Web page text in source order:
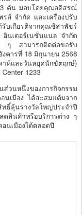
3 คัน มอบโดยคุณอดิสรณ์
ส์ จำกัด และเครื่องปรับ
เกียรติจากคุณชิสาพัชร์
นเตอร์เนชั่นแนล จำกัด
ๆ สามารถติดต่อขอรับ
คารที่ 18 มิถุนายน 2568
าห์และวันหยุดนักขัตฤกษ์)
1233
วนหนึ่งของการกิจกรรม
นเมือง ได้สะสมแต้มจาก
ลุ้นรางวัลใหญ่ประจำปี
สินค้าหรือบริการต่าง ๆ
นเมืองได้ตลอดปี